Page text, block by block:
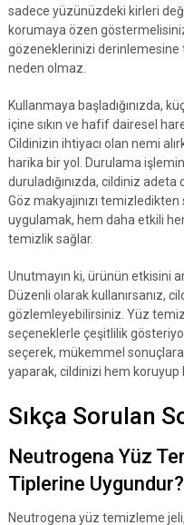
sadece yüzünüzdeki kirleri
korumaya özen
gözeneklerinizi derinlemesine
neden olmaz.
Kullanmaya başladığınızda,
içine sıkın ve hafif dairesel
Cildinizin ihtiyacı olan nemi
harika bir yol. Durulama
duruladığınızda, cildiniz
Göz makyajınızı
uygulamak, hem daha etkili
temizlik sağlar.
Unutmayın ki, ürünün etkisini
Düzenli olarak kullanırsanız,
gözlemleyebilirsiniz. Yüz
seçeneklerle çeşitlilik
seçerek, mükemmel
yaparak, cildinizi hem
Sıkça Sorulan
Neutrogena Yüz
Tiplerine Uygundur?
Neutrogena yüz temizleme